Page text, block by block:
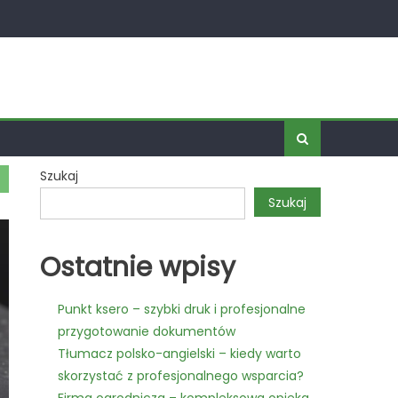
Szukaj
Szukaj
Ostatnie wpisy
Punkt ksero – szybki druk i profesjonalne
przygotowanie dokumentów
Tłumacz polsko-angielski – kiedy warto
skorzystać z profesjonalnego wsparcia?